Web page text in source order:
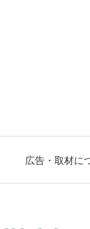
広告・取材に